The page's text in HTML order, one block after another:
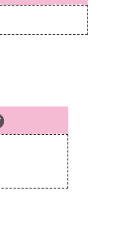
setembro 24, 2017
24, 2017